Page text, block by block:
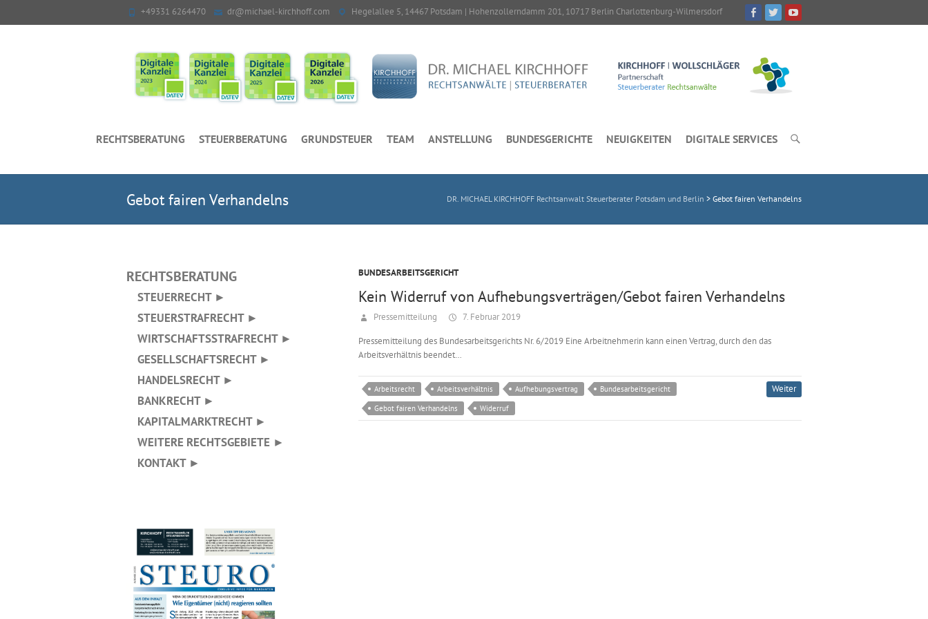
+49331 6264470 dr@michael-kirchhoff.com Hegelallee 5, 14467 Potsdam | Hohenzollerndamm 201, 10717 Berlin Charlottenburg-Wilmersdorf
RECHTSBERATUNG STEUERBERATUNG GRUNDSTEUER TEAM ANSTELLUNG BUNDESGERICHTE NEUIGKEITEN DIGITALE SERVICES
DR. MICHAEL KIRCHHOFF Rechtsanwalt Steuerberater Potsdam und Berlin > Gebot fairen Verhandelns
Gebot fairen Verhandelns
BUNDESARBEITSGERICHT
Kein Widerruf von Aufhebungsverträgen/Gebot fairen Verhandelns
Pressemitteilung 7. Februar 2019
Pressemitteilung des Bundesarbeitsgerichts Nr. 6/2019 Eine Arbeitnehmerin kann einen Vertrag, durch den das
Arbeitsverhältnis beendet…
Arbeitsrecht Arbeitsverhältnis Aufhebungsvertrag
Bundesarbeitsgericht
Gebot fairen Verhandelns
Widerruf
Weiter
RECHTSBERATUNG
STEUERRECHT ►
STEUERSTRAFRECHT ►
WIRTSCHAFTSSTRAFRECHT ►
GESELLSCHAFTSRECHT ►
HANDELSRECHT ►
BANKRECHT ►
KAPITALMARKTRECHT ►
WEITERE RECHTSGEBIETE ►
KONTAKT ►